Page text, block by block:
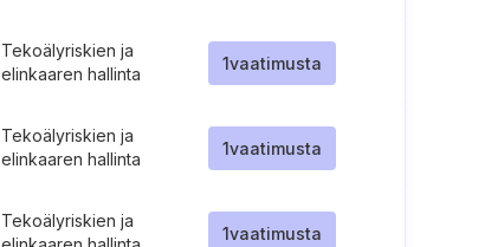
Tekoälyriskien ja
elinkaaren hallinta
1vaatimusta
Tekoälyriskien ja
elinkaaren hallinta
1vaatimusta
Tekoälyriskien ja
1vaatimusta